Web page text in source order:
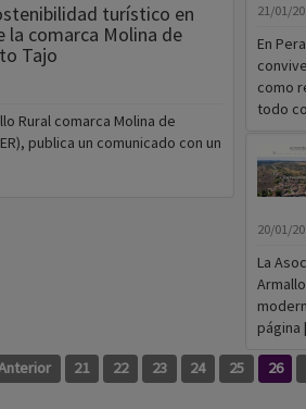
turístico en
la comarca Molina de
Tajo
Rural comarca Molina de
publica un comunicado con un
21/01/
En
como
todo
20/01/
La
página
21 22 23 24 25 26